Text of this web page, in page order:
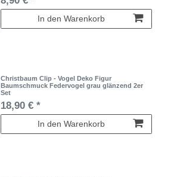
In den Warenkorb
Christbaum Clip - Vogel Deko Figur
Baumschmuck Federvogel grau glänzend 2er
Set
18,90 € *
In den Warenkorb